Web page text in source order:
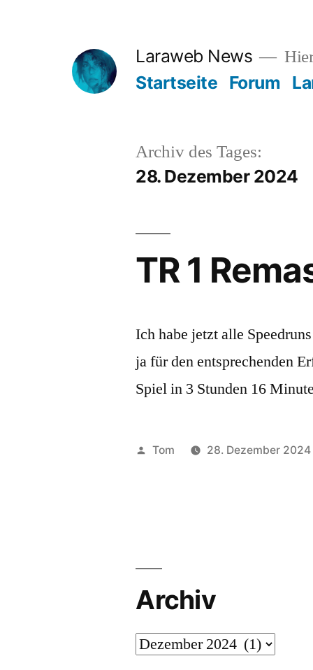
Laraweb News
Startseite Forum
Archiv des Tages:
28. Dezember 2024
TR 1
Ich habe jetzt alle
ja für den entsprechenden
Spiel in 3 Stunden 16
Veröffentlicht
Tom 28. Dezember 2024
Archiv
Archiv